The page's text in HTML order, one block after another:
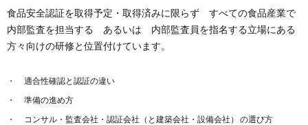
食品安全認証を取得予定・取得済みに限らず すべての食品産業で
内部監査を担当する あるいは 内部監査員を指名する立場にある
方々向けの研修と位置付けています。
適合性確認と認証の違い
準備の進め方
コンサル・監査会社・認証会社（と建築会社・設備会社） の選び方